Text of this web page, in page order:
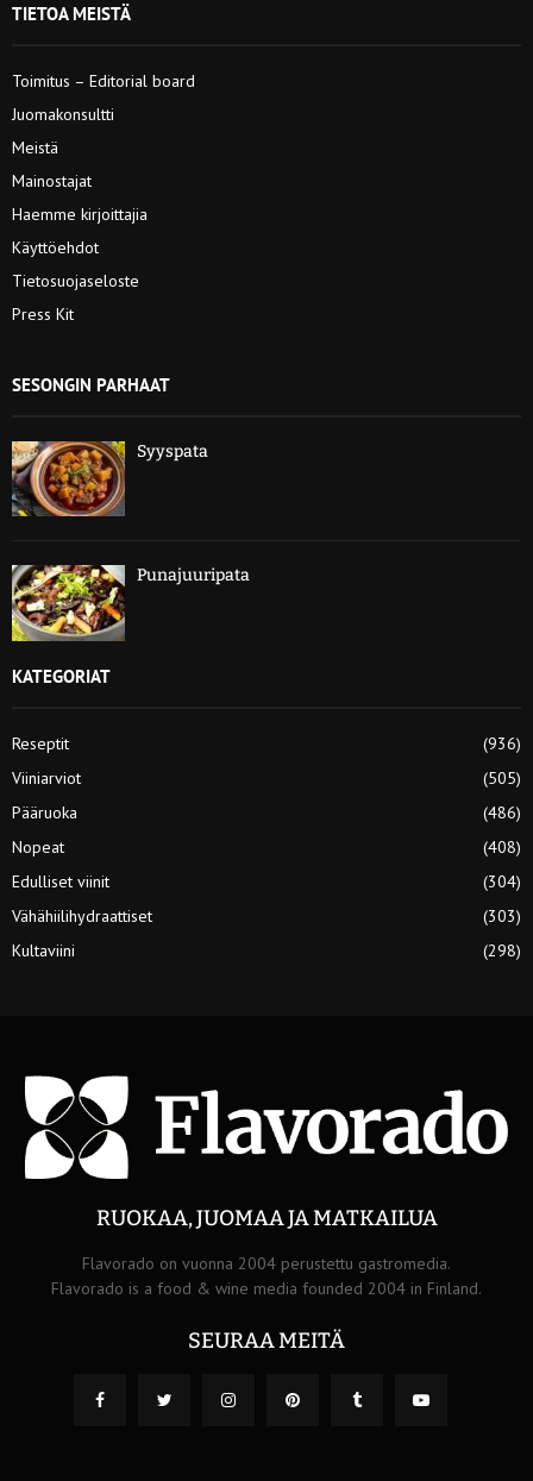
TIETOA MEISTÄ
Toimitus – Editorial board
Juomakonsultti
Meistä
Mainostajat
Haemme kirjoittajia
Käyttöehdot
Tietosuojaseloste
Press Kit
SESONGIN PARHAAT
Syyspata
Punajuuripata
KATEGORIAT
Reseptit
(936)
Viiniarviot
(505)
Pääruoka
(486)
Nopeat
(408)
Edulliset viinit
(304)
Vähähiilihydraattiset
(303)
Kultaviini
(298)
RUOKAA, JUOMAA JA MATKAILUA
Flavorado on vuonna 2004 perustettu gastromedia.
Flavorado is a food & wine media founded 2004 in Finland.
SEURAA MEITÄ